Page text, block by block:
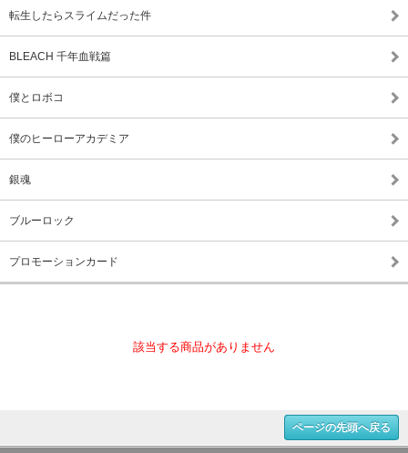
転生したらスライムだった件
BLEACH 千年血戦篇
僕とロボコ
僕のヒーローアカデミア
銀魂
ブルーロック
プロモーションカード
該当する商品がありません
ページの先頭へ戻る